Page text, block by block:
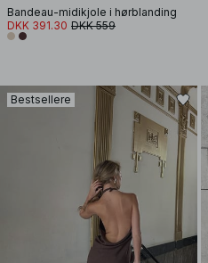
Bandeau-midikjole i hørblanding
DKK 391.30 DKK 559
Bestsellere